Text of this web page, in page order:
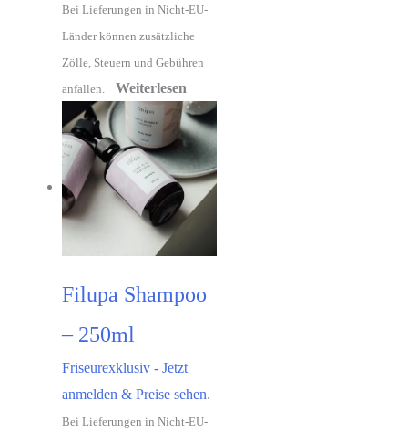
Bei Lieferungen in Nicht-EU-
Länder können zusätzliche
Zölle, Steuern und Gebühren
anfallen. Weiterlesen
Filupa Shampoo
– 250ml
Friseurexklusiv - Jetzt
anmelden & Preise sehen.
Bei Lieferungen in Nicht-EU-